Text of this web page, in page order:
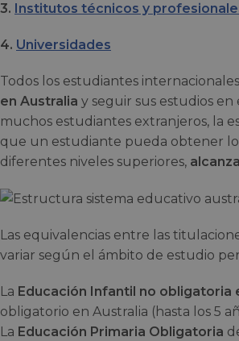
3. Institutos técnicos y
4. Universidades
Todos los estudiantes internacionales
en Australia y seguir sus estudios
muchos estudiantes extranjeros, la
que un estudiante pueda obtener
diferentes niveles superiores,
Las equivalencias entre las
variar según el ámbito de estudio
La Educación Infantil no obligatoria
obligatorio en Australia (hasta los 5
La Educación Primaria Obligatoria